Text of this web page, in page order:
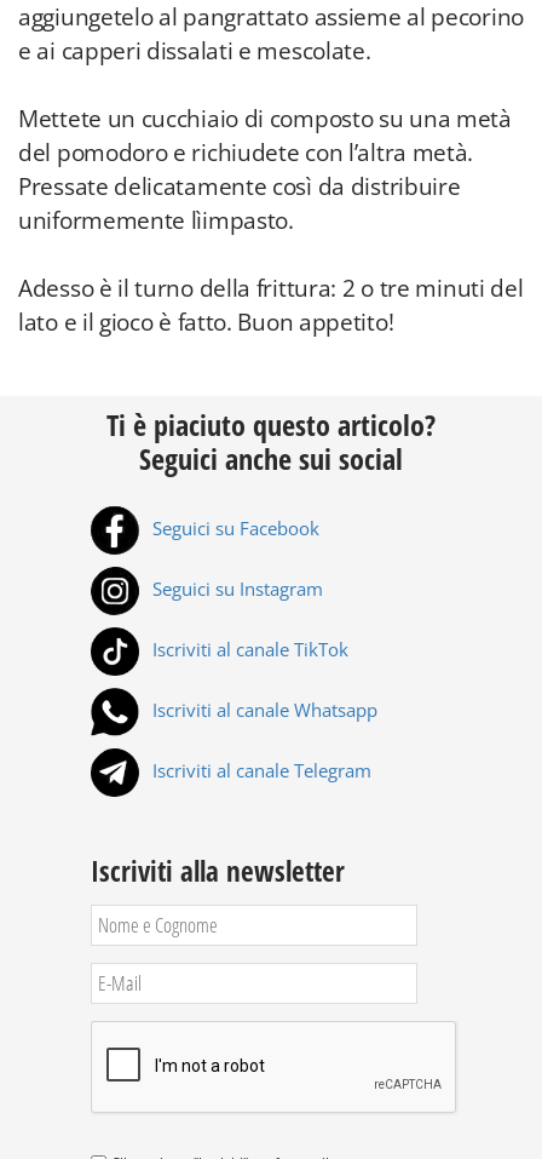
aggiungetelo al pangrattato assieme al pecorino
e ai capperi dissalati e mescolate.
Mettete un cucchiaio di composto su una metà
del pomodoro e richiudete con l’altra metà.
Pressate delicatamente così da distribuire
uniformemente lìimpasto.
Adesso è il turno della frittura: 2 o tre minuti del
lato e il gioco è fatto. Buon appetito!
Ti è piaciuto questo articolo?
Seguici anche sui social
Seguici su Facebook
Seguici su Instagram
Iscriviti al canale TikTok
Iscriviti al canale Whatsapp
Iscriviti al canale Telegram
Iscriviti alla newsletter